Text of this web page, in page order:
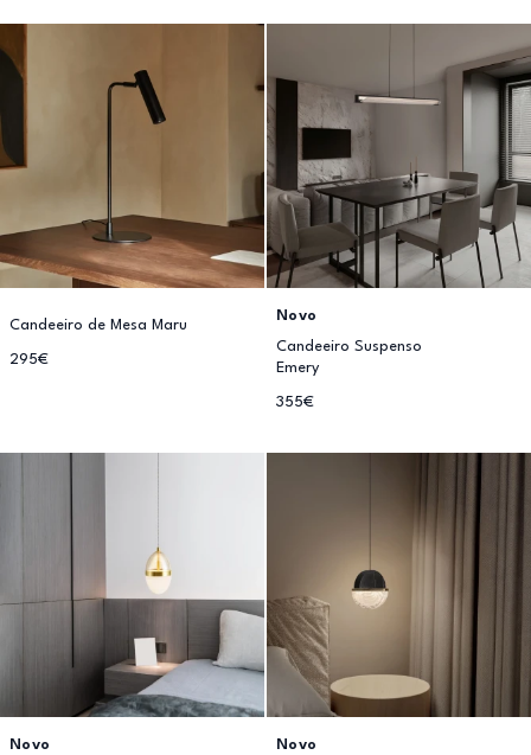
Candeeiro de Mesa Maru
295€
Novo
Candeeiro Suspenso
Emery
355€
Novo
Novo